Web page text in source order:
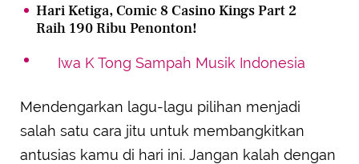
Hari Ketiga, Comic 8 Casino Kings Part 2
Raih 190 Ribu Penonton!
Iwa K Tong Sampah Musik Indonesia
Mendengarkan lagu-lagu pilihan menjadi
salah satu cara jitu untuk membangkitkan
antusias kamu di hari ini. Jangan kalah dengan